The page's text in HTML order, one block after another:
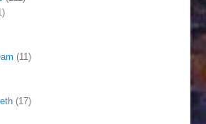
(11)
(17)